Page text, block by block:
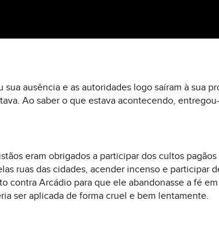
ausência e as autoridades logo saíram à sua
Ao saber o que estava acontecendo,
eram obrigados a participar dos cultos
ruas das cidades, acender incenso e participar
contra Arcádio para que ele abandonasse a fé
ser aplicada de forma cruel e bem lentamente.